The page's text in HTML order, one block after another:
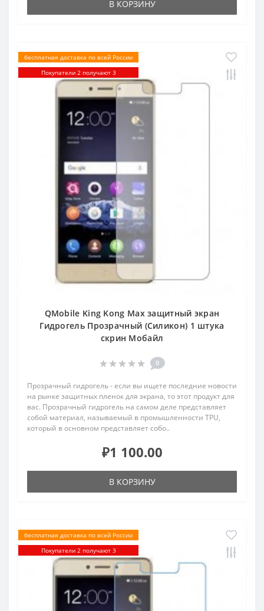
В КОРЗИНУ
бесплатная доставка по всей России
Покупатели 2 получают 3
QMobile King Kong Max защитный экран
Гидрогель Прозрачный (Силикон) 1 штука
скрин Мобайл
0
Прозрачный гидрогель - если вы ищете последние новости
на рынке защитных пленок для экрана, то этот продукт для
вас. Прозрачный гидрогель на самом деле представляет
собой материал, называемый в промышленности TPU,
который в основном представляет собо..
₽1 100.00
В КОРЗИНУ
бесплатная доставка по всей России
Покупатели 2 получают 3